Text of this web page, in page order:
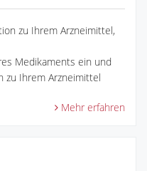
zu Ihrem Arzneimittel,
Medikaments ein und
zu Ihrem Arzneimittel
Mehr erfahren